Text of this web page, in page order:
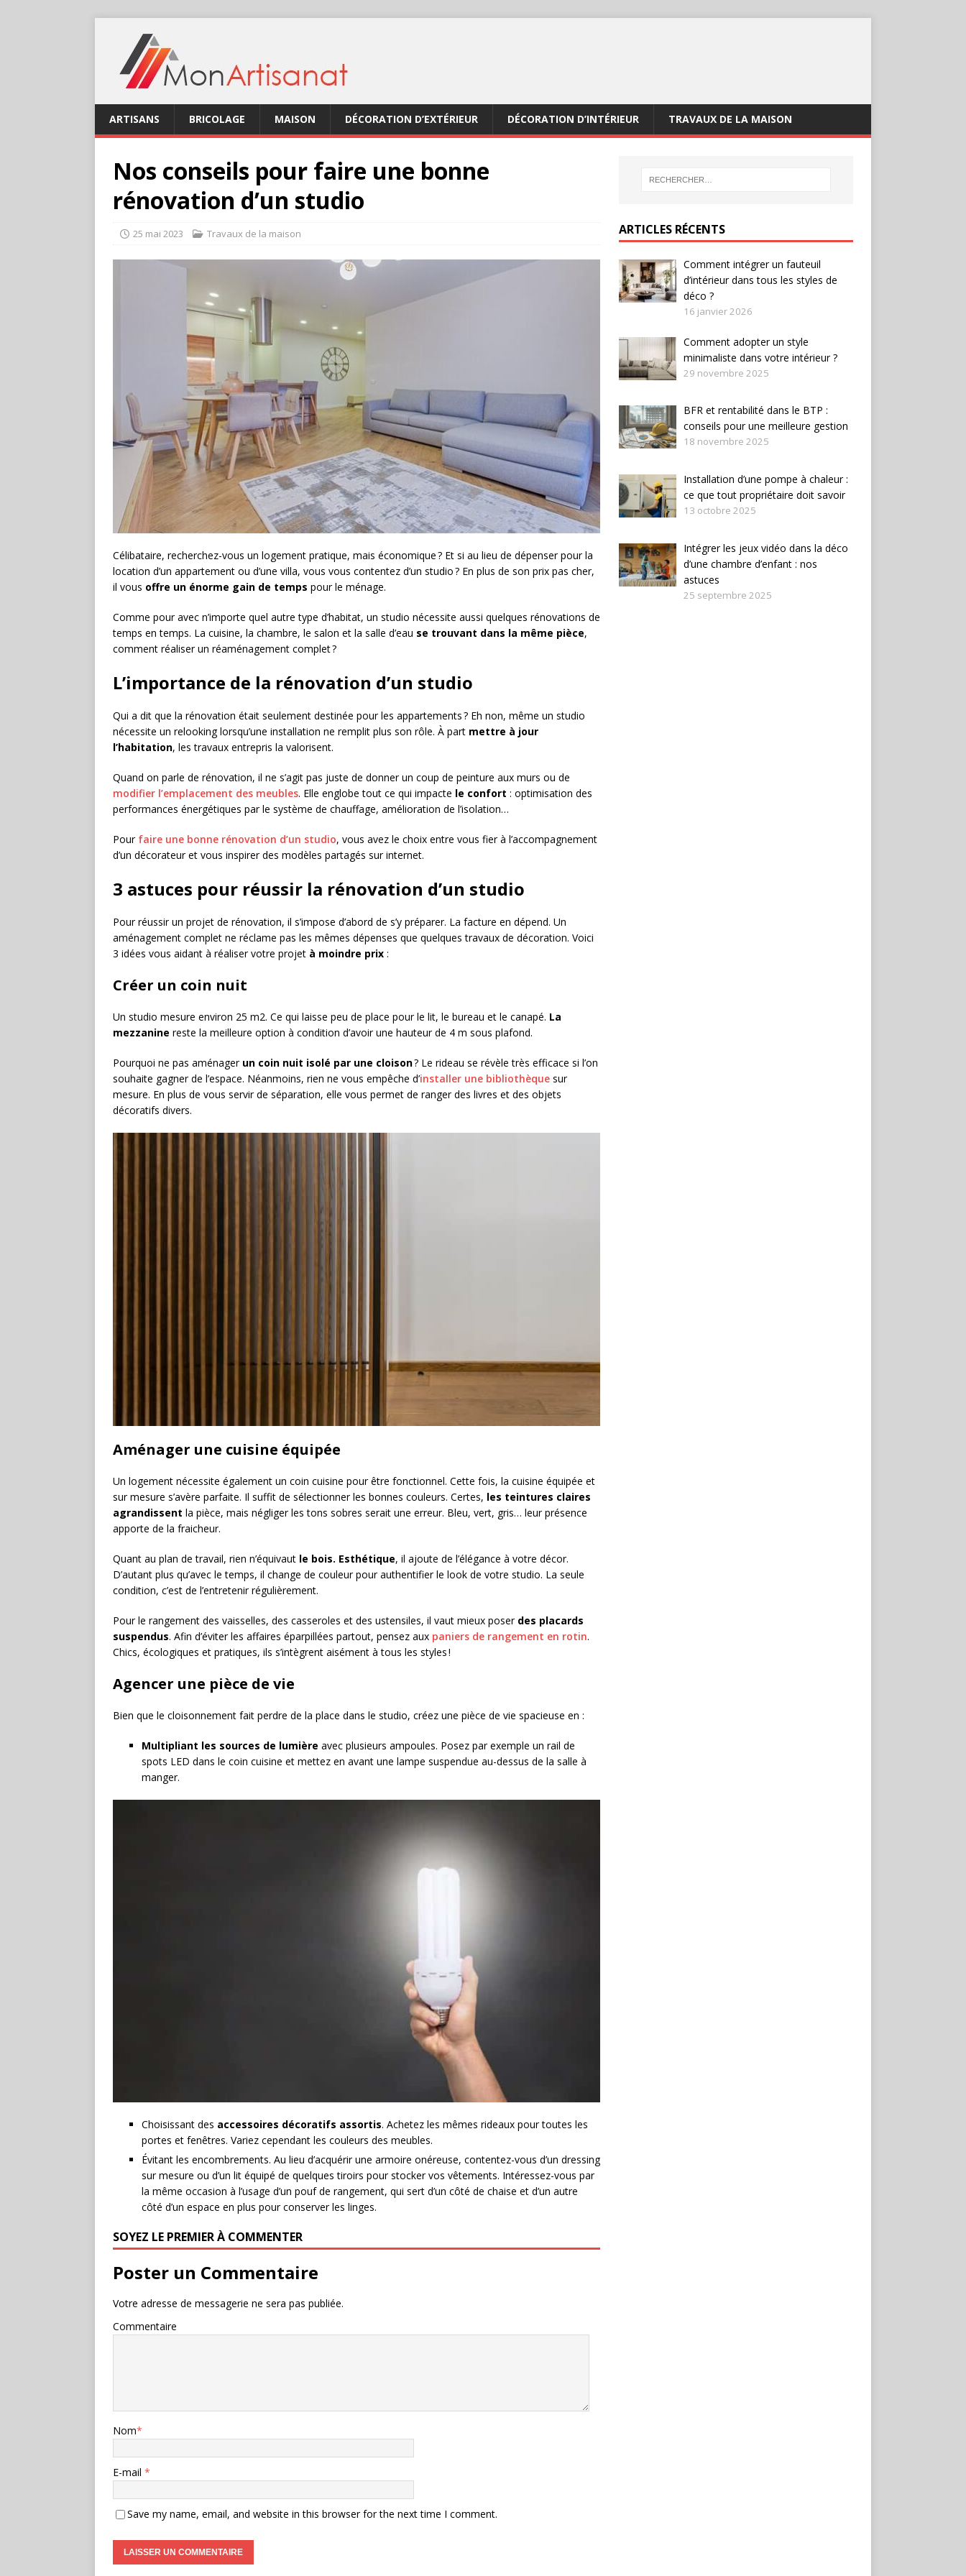
ARTISANS BRICOLAGE MAISON DÉCORATION D’EXTÉRIEUR DÉCORATION D’INTÉRIEUR TRAVAUX DE LA MAISON
Nos conseils pour faire une bonne
rénovation d’un studio
25 mai 2023 Travaux de la maison
Célibataire, recherchez-vous un logement pratique, mais économique ? Et si au lieu de dépenser pour la
location d’un appartement ou d’une villa, vous vous contentez d’un studio ? En plus de son prix pas cher,
il vous offre un énorme gain de temps pour le ménage.
Comme pour avec n’importe quel autre type d’habitat, un studio nécessite aussi quelques rénovations de
temps en temps. La cuisine, la chambre, le salon et la salle d’eau se trouvant dans la même pièce,
comment réaliser un réaménagement complet ?
L’importance de la rénovation d’un studio
Qui a dit que la rénovation était seulement destinée pour les appartements ? Eh non, même un studio
nécessite un relooking lorsqu’une installation ne remplit plus son rôle. À part mettre à jour
l’habitation, les travaux entrepris la valorisent.
Quand on parle de rénovation, il ne s’agit pas juste de donner un coup de peinture aux murs ou de
modifier l’emplacement des meubles. Elle englobe tout ce qui impacte le confort : optimisation des
performances énergétiques par le système de chauffage, amélioration de l’isolation…
Pour faire une bonne rénovation d’un studio, vous avez le choix entre vous fier à l’accompagnement
d’un décorateur et vous inspirer des modèles partagés sur internet.
3 astuces pour réussir la rénovation d’un studio
Pour réussir un projet de rénovation, il s’impose d’abord de s’y préparer. La facture en dépend. Un
aménagement complet ne réclame pas les mêmes dépenses que quelques travaux de décoration. Voici
3 idées vous aidant à réaliser votre projet à moindre prix :
Créer un coin nuit
Un studio mesure environ 25 m2. Ce qui laisse peu de place pour le lit, le bureau et le canapé. La
mezzanine reste la meilleure option à condition d’avoir une hauteur de 4 m sous plafond.
Pourquoi ne pas aménager un coin nuit isolé par une cloison? Le rideau se révèle très efficace si l’on
souhaite gagner de l’espace. Néanmoins, rien ne vous empêche d’installer une bibliothèque sur
mesure. En plus de vous servir de séparation, elle vous permet de ranger des livres et des objets
décoratifs divers.
Aménager une cuisine équipée
Un logement nécessite également un coin cuisine pour être fonctionnel. Cette fois, la cuisine équipée et
sur mesure s’avère parfaite. Il suffit de sélectionner les bonnes couleurs. Certes, les teintures claires
agrandissent la pièce, mais négliger les tons sobres serait une erreur. Bleu, vert, gris… leur présence
apporte de la fraicheur.
Quant au plan de travail, rien n’équivaut le bois. Esthétique, il ajoute de l’élégance à votre décor.
D’autant plus qu’avec le temps, il change de couleur pour authentifier le look de votre studio. La seule
condition, c’est de l’entretenir régulièrement.
Pour le rangement des vaisselles, des casseroles et des ustensiles, il vaut mieux poser des placards
suspendus. Afin d’éviter les affaires éparpillées partout, pensez aux paniers de rangement en rotin.
Chics, écologiques et pratiques, ils s’intègrent aisément à tous les styles !
Agencer une pièce de vie
Bien que le cloisonnement fait perdre de la place dans le studio, créez une pièce de vie spacieuse en :
Multipliant les sources de lumière avec plusieurs ampoules. Posez par exemple un rail de
spots LED dans le coin cuisine et mettez en avant une lampe suspendue au-dessus de la salle à
manger.
Choisissant des accessoires décoratifs assortis. Achetez les mêmes rideaux pour toutes les
portes et fenêtres. Variez cependant les couleurs des meubles.
Évitant les encombrements. Au lieu d’acquérir une armoire onéreuse, contentez-vous d’un dressing
sur mesure ou d’un lit équipé de quelques tiroirs pour stocker vos vêtements. Intéressez-vous par
la même occasion à l’usage d’un pouf de rangement, qui sert d’un côté de chaise et d’un autre
côté d’un espace en plus pour conserver les linges.
SOYEZ LE PREMIER À COMMENTER
Poster un Commentaire
Votre adresse de messagerie ne sera pas publiée.
Commentaire
Nom*
E-mail *
Save my name, email, and website in this browser for the next time I comment.
ARTICLES RÉCENTS
Comment intégrer un fauteuil
d’intérieur dans tous les styles de
déco ?
16 janvier 2026
Comment adopter un style
minimaliste dans votre intérieur ?
29 novembre 2025
BFR et rentabilité dans le BTP :
conseils pour une meilleure gestion
18 novembre 2025
Installation d’une pompe à chaleur :
ce que tout propriétaire doit savoir
13 octobre 2025
Intégrer les jeux vidéo dans la déco
d’une chambre d’enfant : nos
astuces
25 septembre 2025